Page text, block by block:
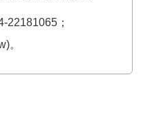
22181065；
。